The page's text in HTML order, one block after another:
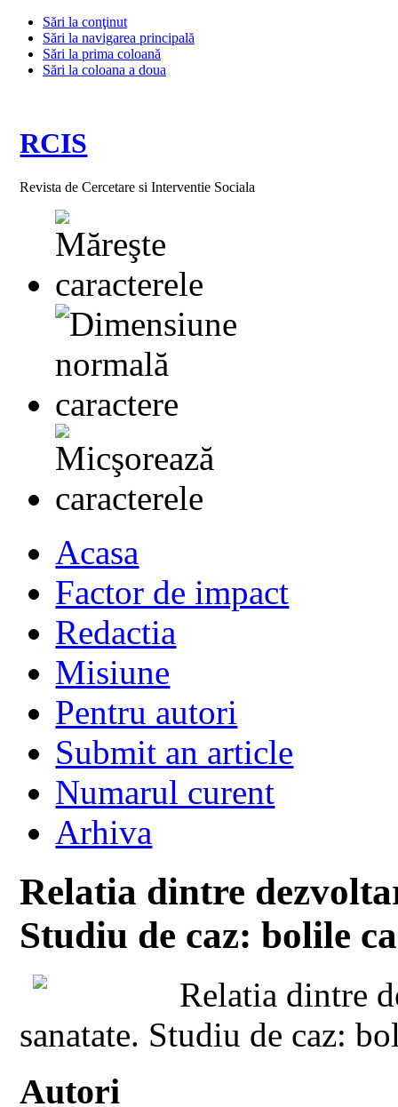
Sări la conţinut
Sări la navigarea principală
Sări la prima coloană
Sări la coloana a doua
RCIS
Revista de Cercetare si Interventie Sociala
Acasa
Factor de impact
Redactia
Misiune
Pentru autori
Submit an article
Numarul curent
Arhiva
Relatia dintre
Studiu de caz: bolile
Relatia dintre
sanatate. Studiu de caz:
Autori